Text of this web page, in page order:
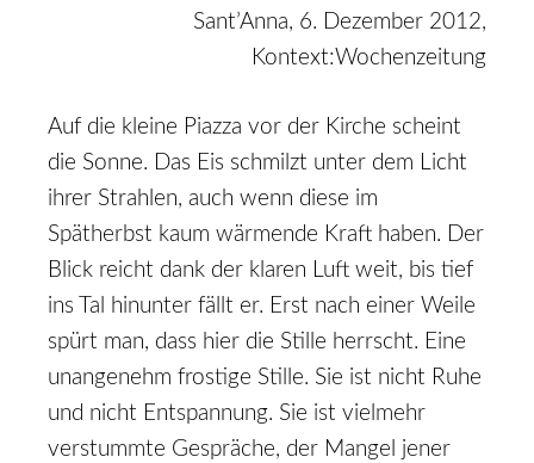
Sant’Anna, 6. Dezember 2012,
Kontext:Wochenzeitung
Auf die kleine Piazza vor der Kirche scheint
die Sonne. Das Eis schmilzt unter dem Licht
ihrer Strahlen, auch wenn diese im
Spätherbst kaum wärmende Kraft haben. Der
Blick reicht dank der klaren Luft weit, bis tief
ins Tal hinunter fällt er. Erst nach einer Weile
spürt man, dass hier die Stille herrscht. Eine
unangenehm frostige Stille. Sie ist nicht Ruhe
und nicht Entspannung. Sie ist vielmehr
verstummte Gespräche, der Mangel jener